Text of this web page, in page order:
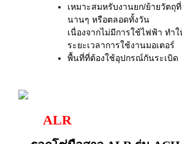
เหมาะสมหรับงานยก/ย้ายวัตถุ
นานๆ หรือตลอดทั้งวัน
เนื่องจากไม่มีการใช้ไฟฟ้า ทำ
ระยะเวลาการใช้งานมอเตอร์
พื้นที่ที่ต้องใช้อุปกรณ์กันระเบิด
ALR